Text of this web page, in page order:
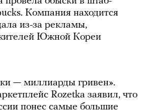
Компания находится
из-за рекламы,
Южной Кореи
— миллиарды гривен».
Rozetka заявил, что
понес самые большие